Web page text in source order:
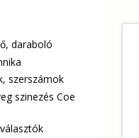
daraboló
szerszámok
szinezés Coe